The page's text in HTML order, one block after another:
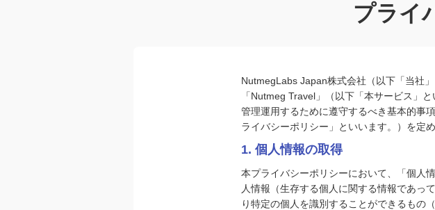
プライ
NutmegLabs Japan株式会社（以下「当社
「Nutmeg Travel」（以下「本サービス」
管理運⽤するために遵守するべき基本的事
ライバシーポリシー」といいます。）を定
1. 個人情報の取得
本プライバシーポリシーにおいて、「個人
人情報（生存する個人に関する情報であっ
り特定の個人を識別することができるもの